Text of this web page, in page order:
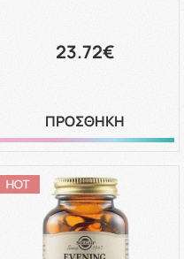
23.72€
ΠΡΟΣΘΗΚΗ